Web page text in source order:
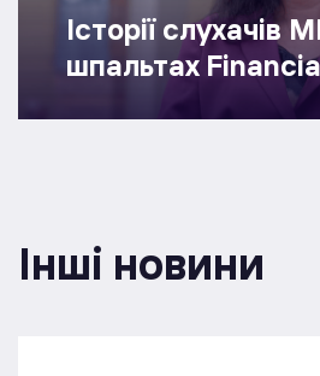
Історії слухачів
шпальтах
Інші новини